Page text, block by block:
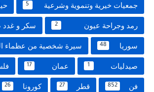
جمعيات خيرية وتنموية وشرعية 5
رمد وجراحة عيون 2 سكر و غدد
سوريا 48 سيرة شخصية من عظماء
صيدليات 1 عمان 17
فن 852 قطر 27 كورونا 26